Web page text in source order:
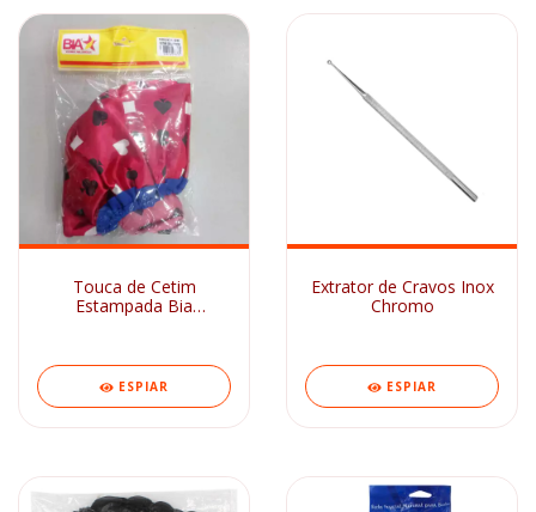
Touca de Cetim
Estampada Bia
ESPIAR
Extrator de Cravos Inox
Chromo
ESPIAR